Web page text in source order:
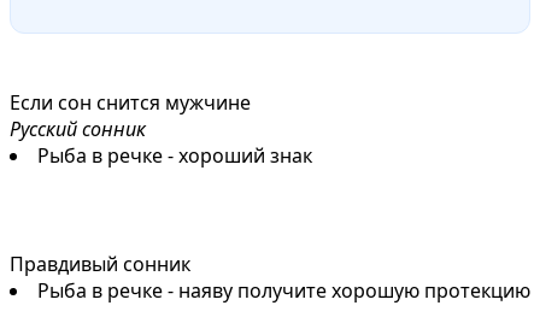
Если сон снится мужчине
Русский сонник
Рыба в речке - хороший знак
Правдивый сонник
Рыба в речке - наяву получите хорошую протекцию